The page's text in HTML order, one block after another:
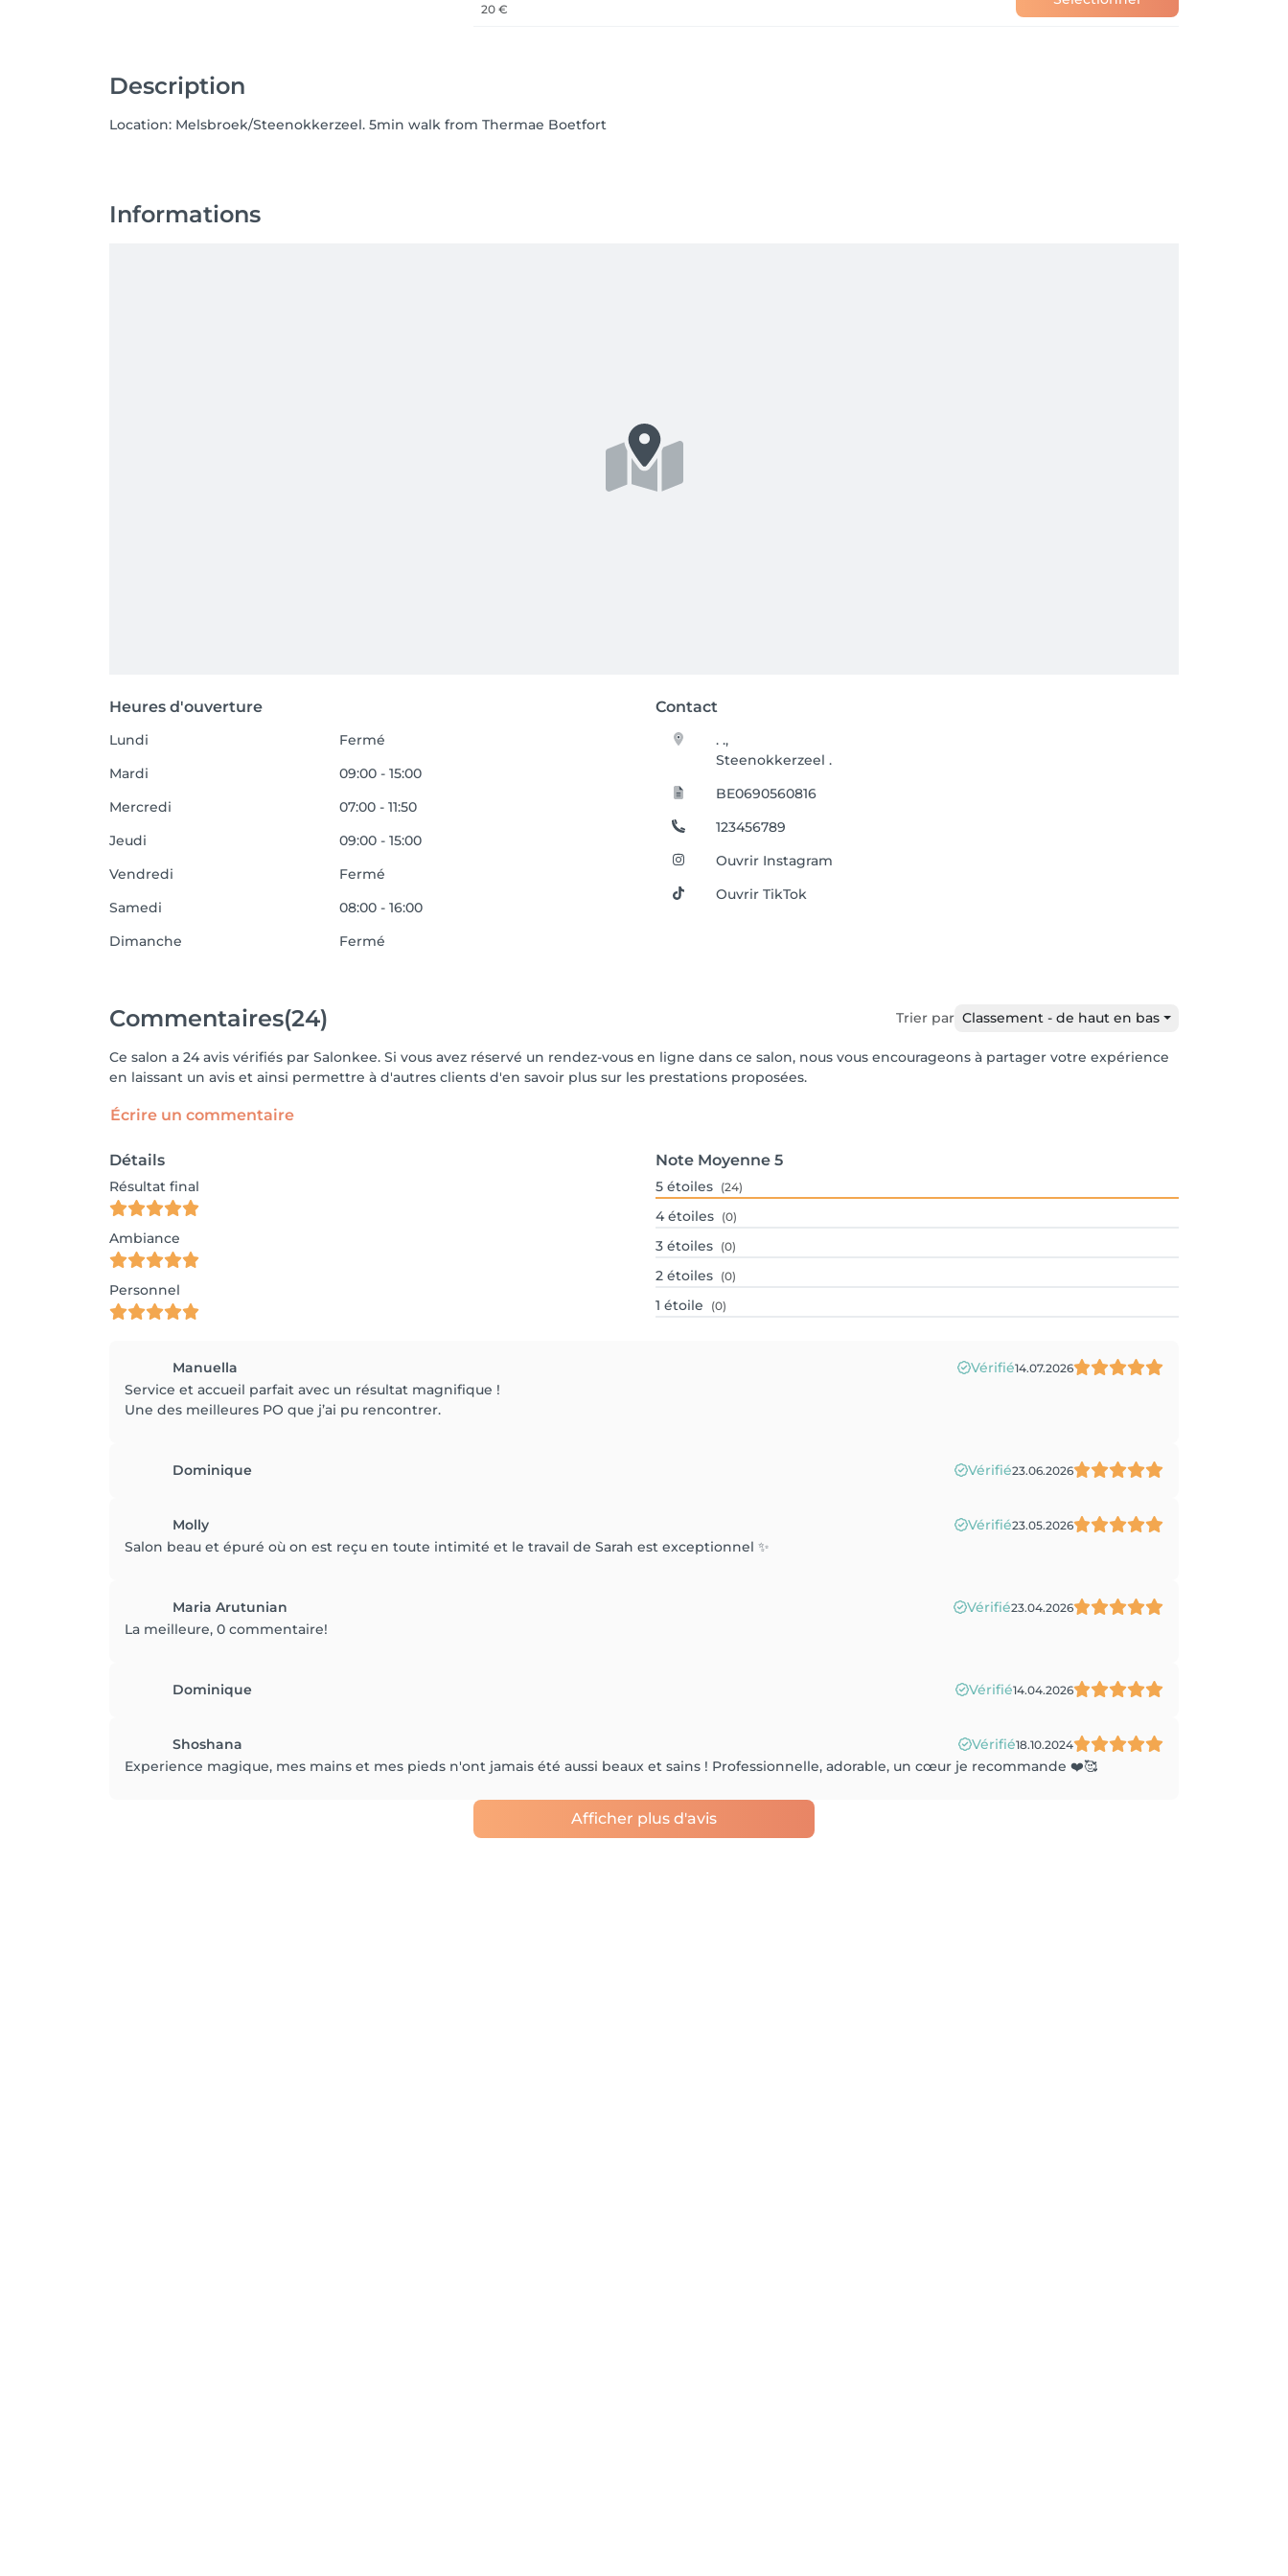
20 €
Description
Location: Melsbroek/Steenokkerzeel. 5min walk from Thermae Boetfort
Informations
Heures d'ouverture Contact
Lundi
Fermé
Mardi
09:00 - 15:00
Mercredi
07:00 - 11:50
Jeudi
09:00 - 15:00
Vendredi
Fermé
Samedi
08:00 - 16:00
Dimanche
Fermé
. .,
Steenokkerzeel .
BE0690560816
123456789
Ouvrir Instagram
Ouvrir TikTok
Commentaires(24) Trier par Classement - de haut en bas
Ce salon a 24 avis vérifiés par Salonkee. Si vous avez réservé un rendez-vous en ligne dans ce salon, nous vous encourageons à partager votre expérience
en laissant un avis et ainsi permettre à d'autres clients d'en savoir plus sur les prestations proposées.
Écrire un commentaire
Détails
Résultat final
Ambiance
Personnel
Note Moyenne 5
5 étoiles (24)
4 étoiles (0)
3 étoiles (0)
2 étoiles (0)
1 étoile (0)
Manuella Vérifié14.07.2026
Service et accueil parfait avec un résultat magnifique !
Une des meilleures PO que j’ai pu rencontrer.
Dominique Vérifié23.06.2026
Molly Vérifié23.05.2026
Salon beau et épuré où on est reçu en toute intimité et le travail de Sarah est exceptionnel ✨
Maria Arutunian Vérifié23.04.2026
La meilleure, 0 commentaire!
Dominique Vérifié14.04.2026
Shoshana Vérifié18.10.2024
Experience magique, mes mains et mes pieds n'ont jamais été aussi beaux et sains ! Professionnelle, adorable, un cœur je recommande ❤️🥰
Afficher plus d'avis